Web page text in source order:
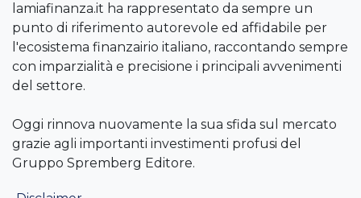
lamiafinanza.it ha rappresentato da sempre un
punto di riferimento autorevole ed affidabile per
l'ecosistema finanzairio italiano, raccontando sempre
con imparzialità e precisione i principali avvenimenti
del settore.
Oggi rinnova nuovamente la sua sfida sul mercato
grazie agli importanti investimenti profusi del
Gruppo Spremberg Editore.